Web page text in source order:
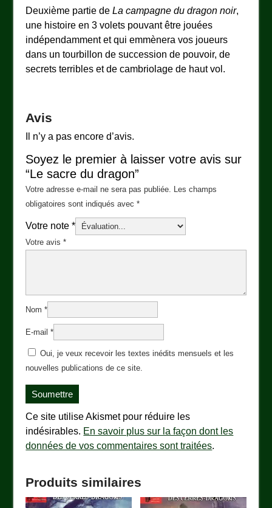
Deuxième partie deLa campagne du dragon noir,
une histoire en 3 volets pouvant être jouées
indépendamment et qui emmènera vos joueurs
dans un tourbillon de succession de pouvoir, de
secrets terribles et de cambriolage de haut vol.
Avis
Il n’y a pas encore d’avis.
Soyez le premier à laisser votre avis sur
“Le sacre du dragon”
Votre adresse e-mail ne sera pas publiée. Les champs
obligatoires sont indiqués avec*
Votre note*
Votre avis*
Nom*
E-mail*
Oui, je veux recevoir les textes inédits mensuels et les
nouvelles publications de ce site.
Ce site utilise Akismet pour réduire les
indésirables. En savoir plus sur la façon dont les
données de vos commentaires sont traitées.
Produits similaires